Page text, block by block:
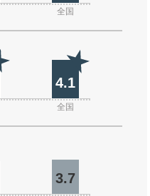
全国
4.1
全国
3.7